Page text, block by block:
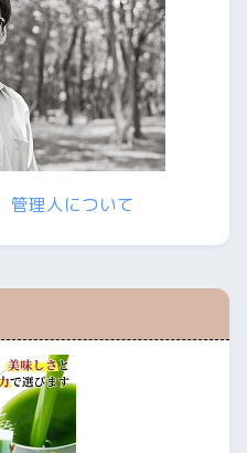
管理人について